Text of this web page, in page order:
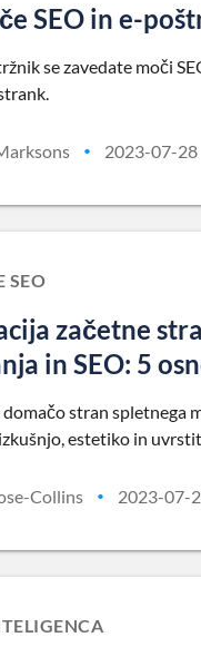
SEO in e-
se zavedate moči
• 2023-07-28
SEO
začetne
in SEO: 5
stran spletnega
estetiko in
Collins • 2023-07-